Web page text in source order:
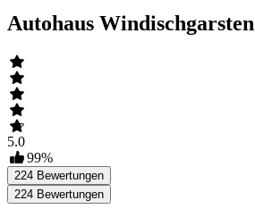
Autohaus Windischgarsten
5.0
99%
224 Bewertungen
224 Bewertungen